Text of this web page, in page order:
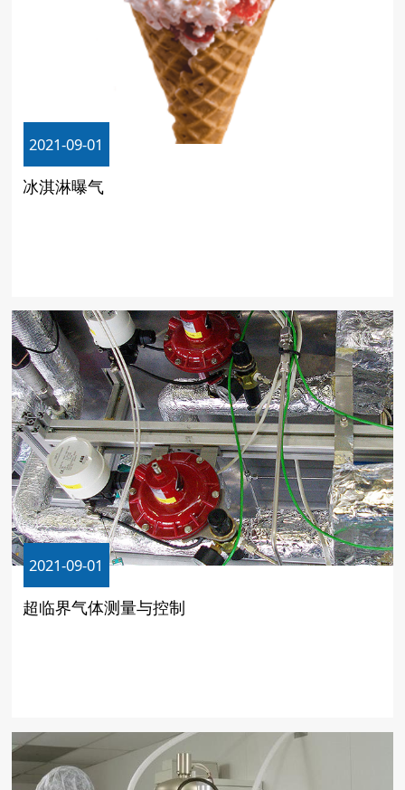
冰淇淋曝气
2021-09-01
超临界气体测量与控制
2021-09-01